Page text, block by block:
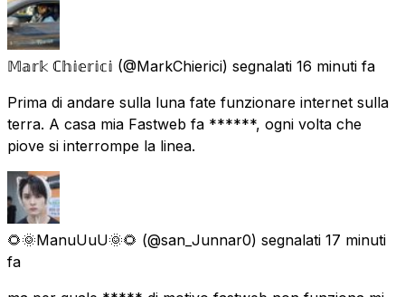
𝕄𝕒𝕣𝕜 ℂ𝕙𝕚𝕖𝕣𝕚𝕔𝕚 (@MarkChierici) segnalati 16 minuti fa
Prima di andare sulla luna fate funzionare internet sulla
terra. A casa mia Fastweb fa ******, ogni volta che
piove si interrompe la linea.
🌻🌞ManuUuU🌞🌻 (@san_Junnar0) segnalati 17 minuti
fa